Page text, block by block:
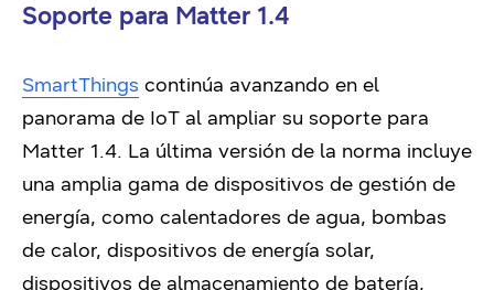
Soporte para Matter 1.4
SmartThings continúa avanzando en el
panorama de IoT al ampliar su soporte para
Matter 1.4. La última versión de la norma incluye
una amplia gama de dispositivos de gestión de
energía, como calentadores de agua, bombas
de calor, dispositivos de energía solar,
dispositivos de almacenamiento de batería,